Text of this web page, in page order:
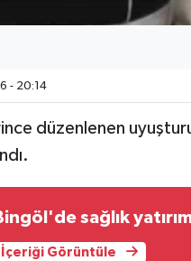
- 20:14
düzenlenen
sağlık
İçeriği Görüntüle